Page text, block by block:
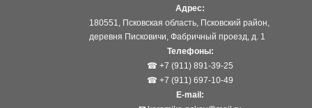
Адрес:
180551, Псковская область, Псковский район,
деревня Писковичи, Фабричный проезд, д. 1
Телефоны:
☎ +7 (911) 891-39-25
☎ +7 (911) 697-10-49
E-mail: